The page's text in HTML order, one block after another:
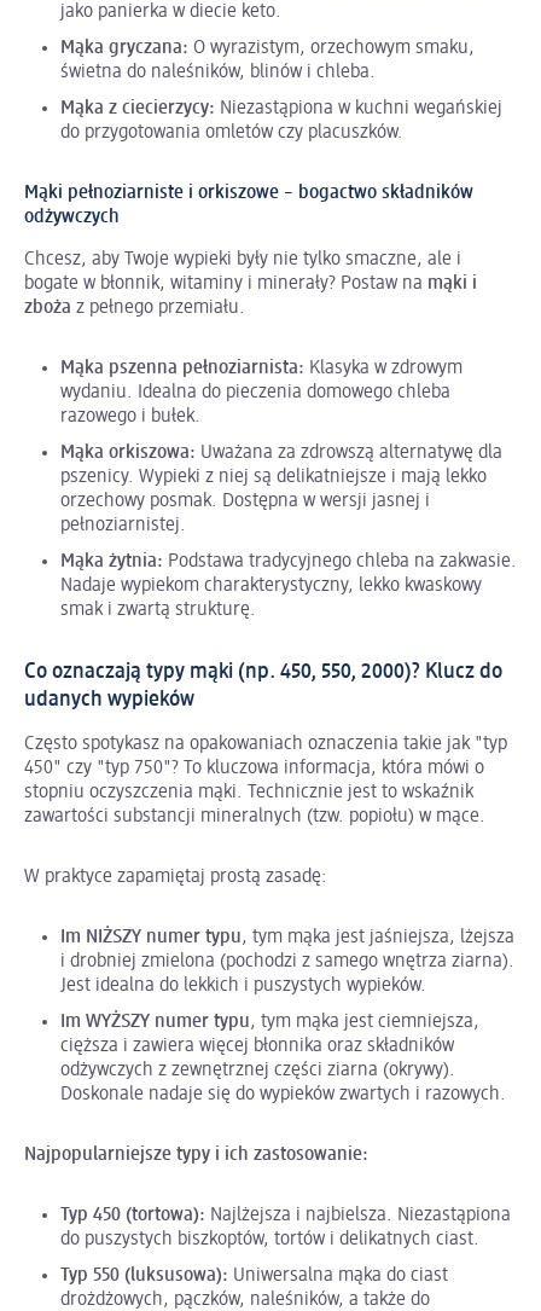
jako panierka w diecie keto.
Mąka gryczana: O wyrazistym, orzechowym smaku,
świetna do naleśników, blinów i chleba.
Mąka z ciecierzycy: Niezastąpiona w kuchni wegańskiej
do przygotowania omletów czy placuszków.
Mąki pełnoziarniste i orkiszowe – bogactwo składników
odżywczych
Chcesz, aby Twoje wypieki były nie tylko smaczne, ale i
bogate w błonnik, witaminy i minerały? Postaw na mąki i
zboża z pełnego przemiału.
Mąka pszenna pełnoziarnista: Klasyka w zdrowym
wydaniu. Idealna do pieczenia domowego chleba
razowego i bułek.
Mąka orkiszowa: Uważana za zdrowszą alternatywę dla
pszenicy. Wypieki z niej są delikatniejsze i mają lekko
orzechowy posmak. Dostępna w wersji jasnej i
pełnoziarnistej.
Mąka żytnia: Podstawa tradycyjnego chleba na zakwasie.
Nadaje wypiekom charakterystyczny, lekko kwaskowy
smak i zwartą strukturę.
Co oznaczają typy mąki (np. 450, 550, 2000)? Klucz do
udanych wypieków
Często spotykasz na opakowaniach oznaczenia takie jak "typ
450" czy "typ 750"? To kluczowa informacja, która mówi o
stopniu oczyszczenia mąki. Technicznie jest to wskaźnik
zawartości substancji mineralnych (tzw. popiołu) w mące.
W praktyce zapamiętaj prostą zasadę:
Im NIŻSZY numer typu, tym mąka jest jaśniejsza, lżejsza
i drobniej zmielona (pochodzi z samego wnętrza ziarna).
Jest idealna do lekkich i puszystych wypieków.
Im WYŻSZY numer typu, tym mąka jest ciemniejsza,
cięższa i zawiera więcej błonnika oraz składników
odżywczych z zewnętrznej części ziarna (okrywy).
Doskonale nadaje się do wypieków zwartych i razowych.
Najpopularniejsze typy i ich zastosowanie:
Typ 450 (tortowa): Najlżejsza i najbielsza. Niezastąpiona
do puszystych biszkoptów, tortów i delikatnych ciast.
Typ 550 (luksusowa): Uniwersalna mąka do ciast
drożdżowych, pączków, naleśników, a także do